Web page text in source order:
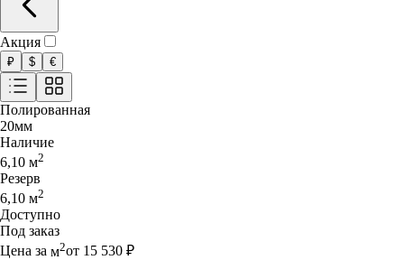
Акция
₽ $ €
Полированная
20мм
Наличие
6,10 м2
Резерв
6,10 м2
Доступно
Под заказ
Цена за м2от 15 530 ₽